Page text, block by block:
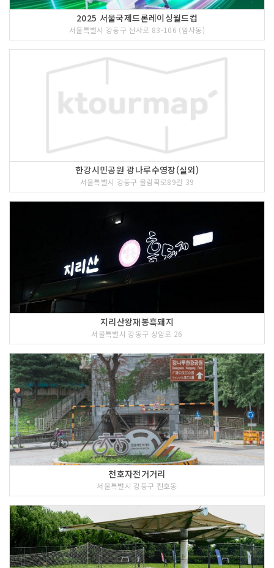
2025 서울국제드론레이싱월드컵
서울특별시 강동구 선사로 83-106 (암사동)
한강시민공원 광나루수영장(실외)
서울특별시 강동구 올림픽로89길 39
지리산왕재봉흑돼지
서울특별시 강동구 상암로 26
천호자전거거리
서울특별시 강동구 천호동